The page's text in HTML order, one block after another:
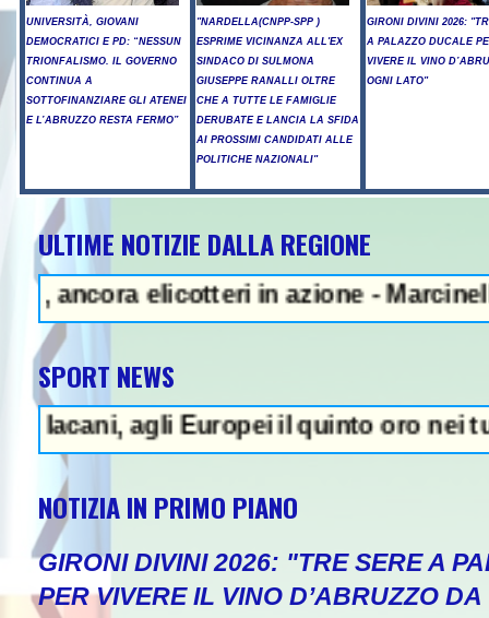
UNIVERSITÀ, GIOVANI
DEMOCRATICI E PD: “NESSUN
TRIONFALISMO. IL GOVERNO
CONTINUA A
SOTTOFINANZIARE GLI ATENEI
E L’ABRUZZO RESTA FERMO”
"NARDELLA(CNPP-SPP )
ESPRIME VICINANZA ALL'EX
SINDACO DI SULMONA
GIUSEPPE RANALLI OLTRE
CHE A TUTTE LE FAMIGLIE
DERUBATE E LANCIA LA SFIDA
AI PROSSIMI CANDIDATI ALLE
POLITICHE NAZIONALI"
GIRONI DIVINI 2026:
A PALAZZO DUCALE
VIVERE IL VINO
OGNI LATO"
ULTIME NOTIZIE DALLA REGIONE
elicotteri in azione - Marcinelle,
SPORT NEWS
agli Europei il quinto oro nei tuffi
NOTIZIA IN PRIMO PIANO
GIRONI DIVINI 2026: "TRE SERE A
PER VIVERE IL VINO D’ABRUZZO
- Teheran: "Se Usa non